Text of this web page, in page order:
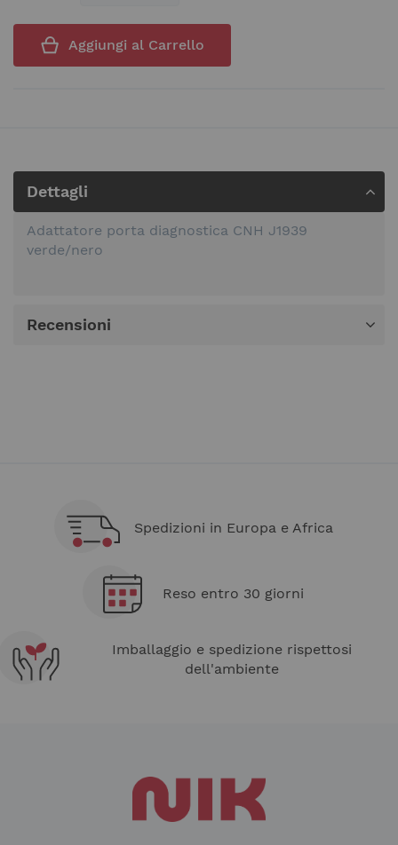
Aggiungi al Carrello
Dettagli
Adattatore porta diagnostica CNH J1939
verde/nero
Recensioni
Spedizioni in Europa e Africa
Reso entro 30 giorni
Imballaggio e spedizione rispettosi
dell'ambiente